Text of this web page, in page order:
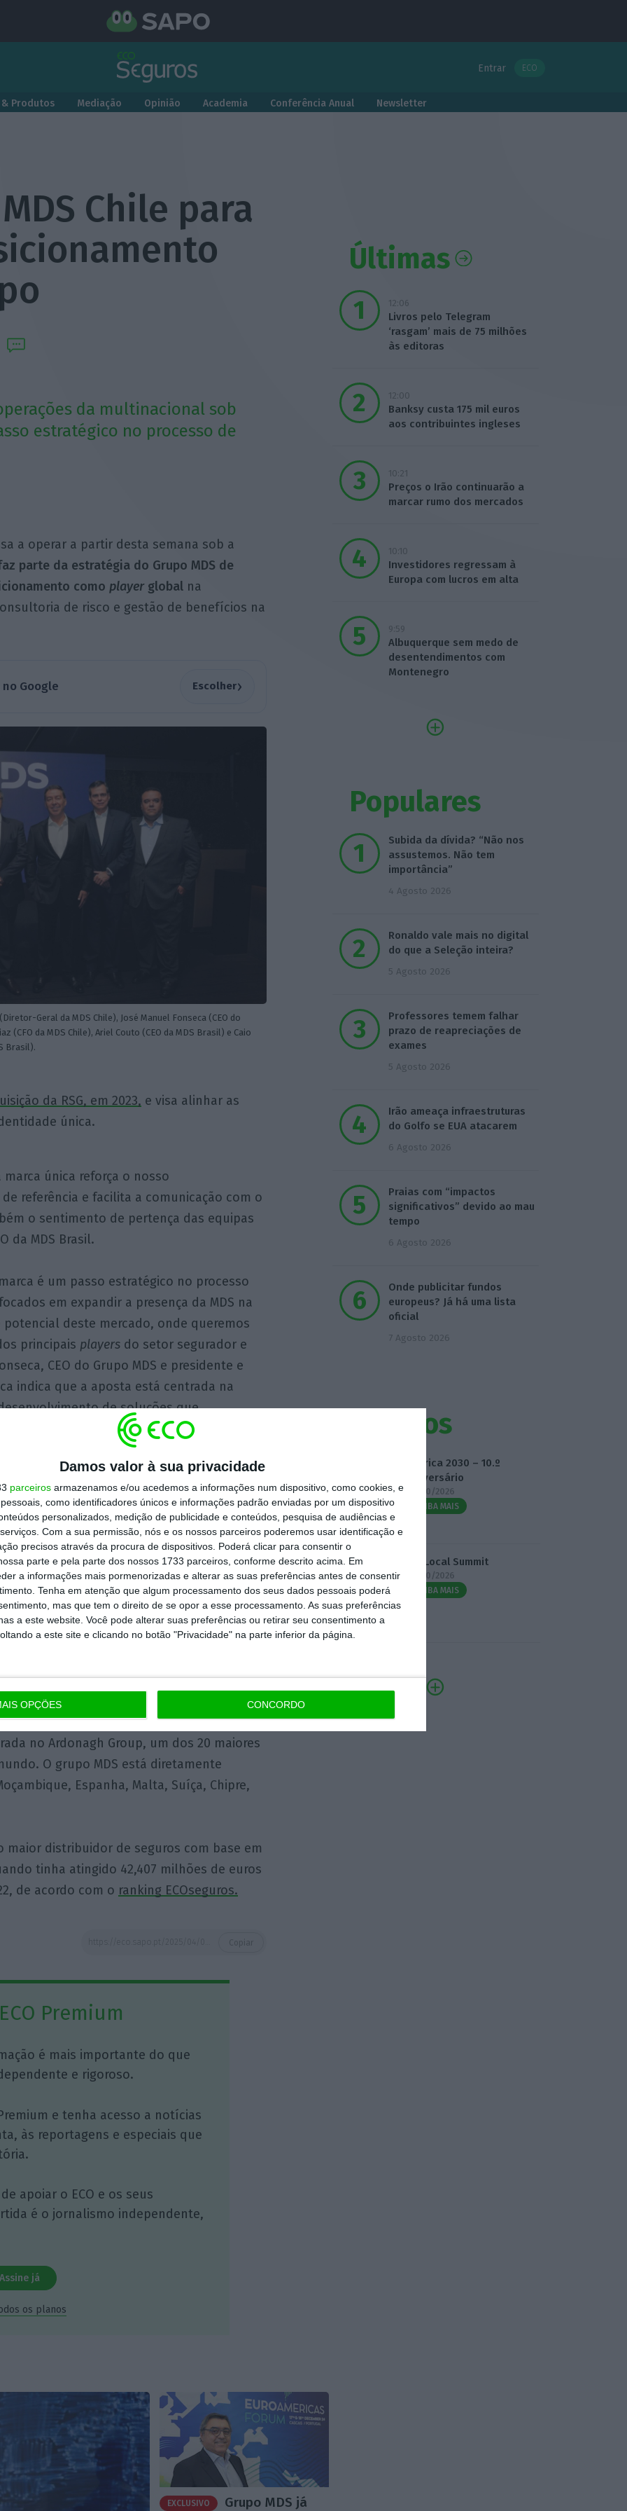
Damos valor à sua privacidade
parceiros armazenamos e/ou acedemos a informações num dispositivo, como cookies, e
como identificadores únicos e informações padrão enviadas por um dispositivo
personalizados, medição de publicidade e conteúdos, pesquisa de audiências e
Com a sua permissão, nós e os nossos parceiros poderemos usar identificação e
precisos através da procura de dispositivos. Poderá clicar para consentir o
parte e pela parte dos nossos 1733 parceiros, conforme descrito acima. Em
a informações mais pormenorizadas e alterar as suas preferências antes de consentir
Tenha em atenção que algum processamento dos seus dados pessoais poderá
mas que tem o direito de se opor a esse processamento. As suas preferências
a este website. Você pode alterar suas preferências ou retirar seu consentimento a
a este site e clicando no botão "Privacidade" na parte inferior da página.
OPÇÕES CONCORDO
Entrar ECO
& Produtos Mediação Opinião Academia Conferência Anual Newsletter
Chile para
da multinacional sob
estratégico no processo de
a operar a partir desta semana sob a
parte da estratégia do Grupo MDS de
como playerglobalna
de risco e gestão de benefícios na
Google Escolher›
Geral da MDS Chile), José Manuel Fonseca (CEO do
(CFO da MDS Chile), Ariel Couto (CEO da MDS Brasil) e Caio
Brasil).
da RSG, em 2023, e visa alinhar as
única.
marca única reforça o nosso
referência e facilita a comunicação com o
o sentimento de pertença das equipas
da MDS Brasil.
é um passo estratégico no processo
em expandir a presença da MDS na
deste mercado, onde queremos
principais playersdo setor segurador e
CEO do Grupo MDS e presidente e
indica que a aposta está centrada na
de soluções que
nossos clientes em cada país”.
da operação no Chile. A equipa da
a liderança de Andrés Errázuriz permanecem
MDS Chile, “a transição para a marca MDS
ligando a nossa sólida atuação local
mais ampla do Grupo MDS, que tem
ibérico e latino-americanos.
2024, da espanholaCobian Insurance
de seguros e resseguros,
presente em 131 países através da
no Ardonagh Group, um dos 20 maiores
O grupo MDS está diretamente
Espanha, Malta, Suíça, Chipre,
maior distribuidor de seguros com base em
tinha atingido 42,407 milhões de euros
de acordo com o ranking ECOseguros.
Premium
é mais importante do que
e rigoroso.
e tenha acesso a notícias
às reportagens e especiais que
apoiar o ECO e os seus
é o jornalismo independente,
Assine já
os planos
Últimas
12:06
Livros pelo Telegram
‘rasgam’ mais de 75 milhões
às editoras
12:00
Banksy custa 175 mil euros
aos contribuintes ingleses
10:21
Preços o Irão continuarão a
marcar rumo dos mercados
10:10
Investidores regressam à
Europa com lucros em alta
9:59
Albuquerque sem medo de
desentendimentos com
Montenegro
Populares
Subida da dívida? “Não nos
assustemos. Não tem
importância”
4 Agosto 2026
Ronaldo vale mais no digital
do que a Seleção inteira?
5 Agosto 2026
Professores temem falhar
prazo de reapreciações de
exames
5 Agosto 2026
Irão ameaça infraestruturas
do Golfo se EUA atacarem
6 Agosto 2026
Praias com “impactos
significativos” devido ao mau
tempo
6 Agosto 2026
Onde publicitar fundos
europeus? Já há uma lista
oficial
7 Agosto 2026
Eventos
Fábrica 2030 – 10.º
Aniversário
14/10/2026
SAIBA MAIS
3.º Local Summit
07/10/2026
SAIBA MAIS
EXCLUSIVO Grupo MDS já